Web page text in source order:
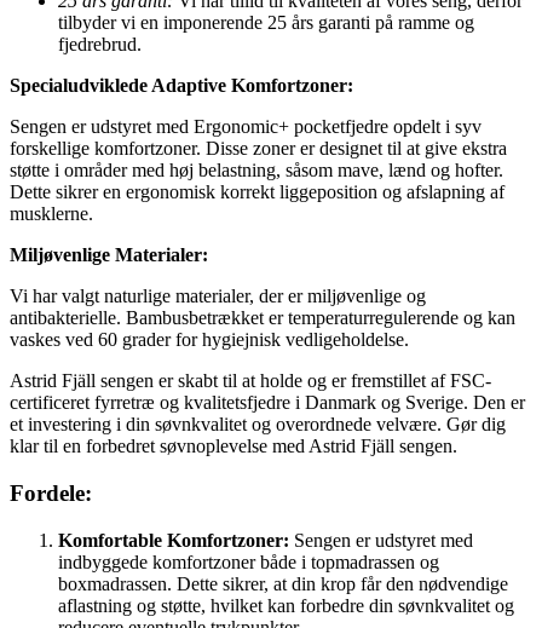
tilbyder vi en imponerende 25 års garanti på ramme og
fjedrebrud.
Specialudviklede Adaptive Komfortzoner:
Sengen er udstyret med Ergonomic+ pocketfjedre opdelt i syv
forskellige komfortzoner. Disse zoner er designet til at give ekstra
støtte i områder med høj belastning, såsom mave, lænd og hofter.
Dette sikrer en ergonomisk korrekt liggeposition og afslapning af
musklerne.
Miljøvenlige Materialer:
Vi har valgt naturlige materialer, der er miljøvenlige og
antibakterielle. Bambusbetrækket er temperaturregulerende og kan
vaskes ved 60 grader for hygiejnisk vedligeholdelse.
Astrid Fjäll sengen er skabt til at holde og er fremstillet af FSC-
certificeret fyrretræ og kvalitetsfjedre i Danmark og Sverige. Den er
et investering i din søvnkvalitet og overordnede velvære. Gør dig
klar til en forbedret søvnoplevelse med Astrid Fjäll sengen.
Fordele:
Komfortable Komfortzoner: Sengen er udstyret med
indbyggede komfortzoner både i topmadrassen og
boxmadrassen. Dette sikrer, at din krop får den nødvendige
aflastning og støtte, hvilket kan forbedre din søvnkvalitet og